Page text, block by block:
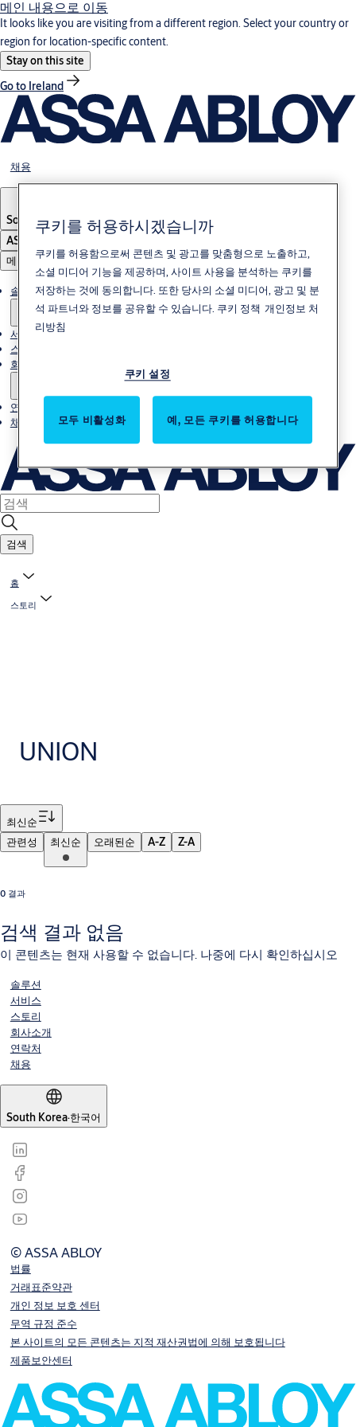
메인 내용으로 이동
It looks like you are visiting from a different region. Select your country or
region for location-specific content.
Stay on this site
Go to Ireland
채용
South Korea ·한국어
ASSA ABLOY Group
메뉴
솔루션
서비스
스토리
회사소개
연락처
채용
검색
홈
스토리
UNION
터
최신순
관련성
최신순 오래된순 A-Z Z-A
0 결과
검색 결과 없음
이 콘텐츠는 현재 사용할 수 없습니다. 나중에 다시 확인하십시오
솔루션
서비스
스토리
회사소개
연락처
채용
South Korea·한국어
© ASSA ABLOY
법률
거래표준약관
개인 정보 보호 센터
무역 규정 준수
본 사이트의 모든 콘텐츠는 지적 재산권법에 의해 보호됩니다
제품보안센터
쿠키를 허용하시겠습니까
쿠키를 허용함으로써 콘텐츠 및 광고를 맞춤형으로 노출하고,
소셜 미디어 기능을 제공하며, 사이트 사용을 분석하는 쿠키를
저장하는 것에 동의합니다. 또한 당사의 소셜 미디어, 광고 및 분
석 파트너와 정보를 공유할 수 있습니다. 쿠키 정책 개인정보 처
리방침
쿠키 설정
모두 비활성화 예, 모든 쿠키를 허용합니다